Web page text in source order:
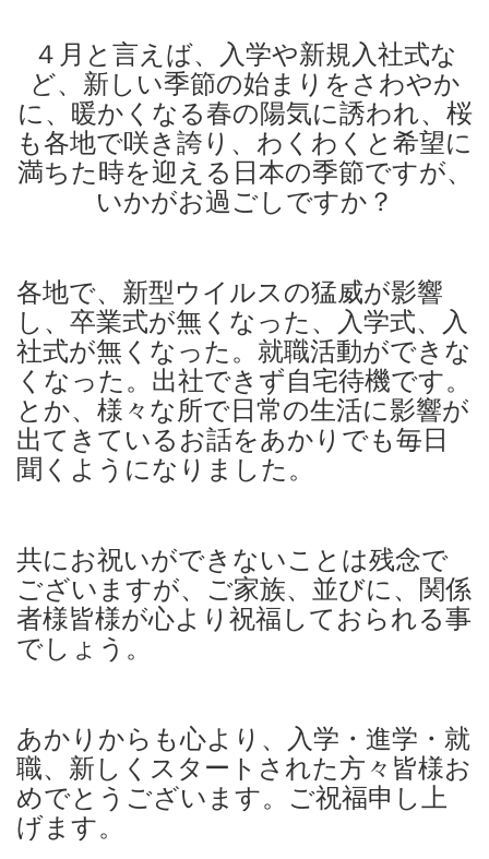
４月と言えば、入学や新規入社式な
ど、新しい季節の始まりをさわやか
に、暖かくなる春の陽気に誘われ、桜
も各地で咲き誇り、わくわくと希望に
満ちた時を迎える日本の季節ですが、
いかがお過ごしですか？
各地で、新型ウイルスの猛威が影響
し、卒業式が無くなった、入学式、入
社式が無くなった。就職活動ができな
くなった。出社できず自宅待機です。
とか、様々な所で日常の生活に影響が
出てきているお話をあかりでも毎日
聞くようになりました。
共にお祝いができないことは残念で
ございますが、ご家族、並びに、関係
者様皆様が心より祝福しておられる事
でしょう。
あかりからも心より、入学・進学・就
職、新しくスタートされた方々皆様お
めでとうございます。ご祝福申し上
げます。